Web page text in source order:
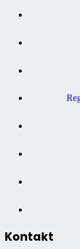
Kontakt